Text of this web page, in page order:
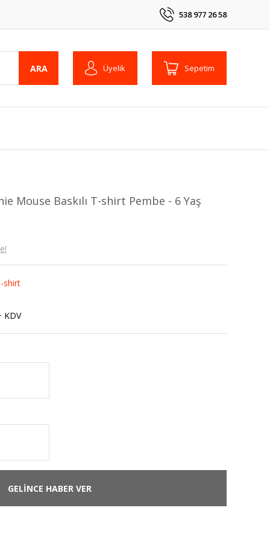
538 977 26 58
ARA Üyelik Sepetim
Mouse Baskılı T-shirt Pembe - 6 Yaş
shirt
KDV
GELİNCE HABER VER